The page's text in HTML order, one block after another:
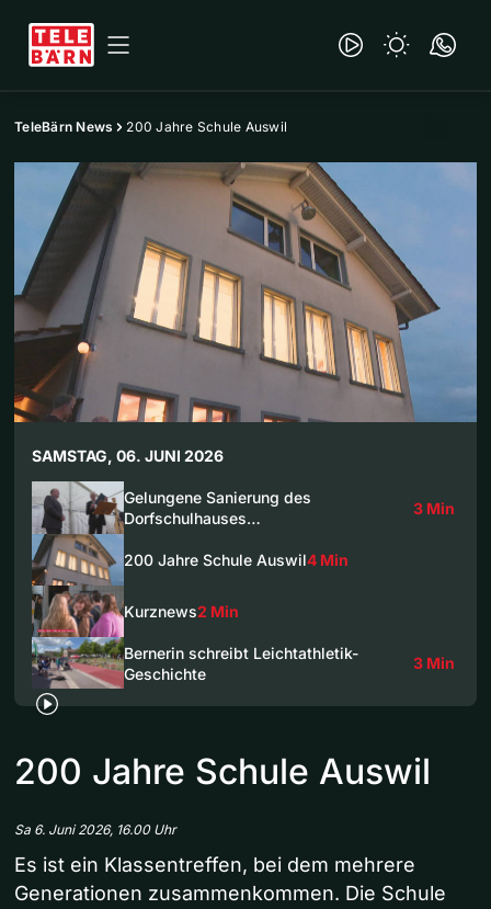
TeleBärn News 200 Jahre Schule Auswil
SAMSTAG, 06. JUNI 2026
Gelungene Sanierung des
Dorfschulhauses…
3 Min
200 Jahre Schule Auswil4 Min
Kurznews2 Min
Bernerin schreibt Leichtathletik-
Geschichte
3 Min
200 Jahre Schule Auswil
Sa 6. Juni 2026, 16.00 Uhr
Es ist ein Klassentreffen, bei dem mehrere
Generationen zusammenkommen. Die Schule